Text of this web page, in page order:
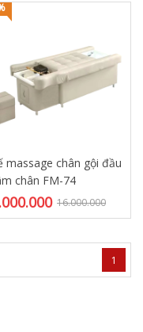
massage chân gội đầu
chân FM-74
16.000.000
1